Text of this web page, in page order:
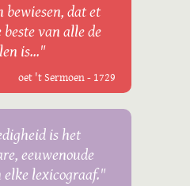
bewiesen, dat et
van alle de
is..."
oet 't Sermoen - 1729
is het
eeuwenoude
lexicograaf."